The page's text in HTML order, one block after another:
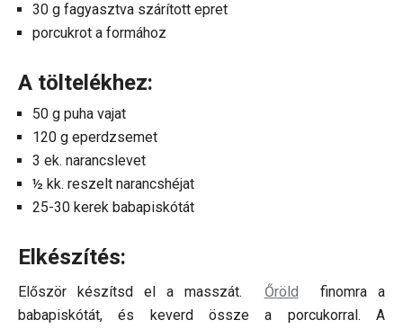
30 g fagyasztva szárított epret
porcukrot a formához
A töltelékhez:
50 g puha vajat
120 g eperdzsemet
3 ek. narancslevet
½ kk. reszelt narancshéjat
25-30 kerek babapiskótát
Elkészítés:
Először készítsd el a masszát. Őröld finomra a
babapiskótát, és keverd össze a porcukorral. A